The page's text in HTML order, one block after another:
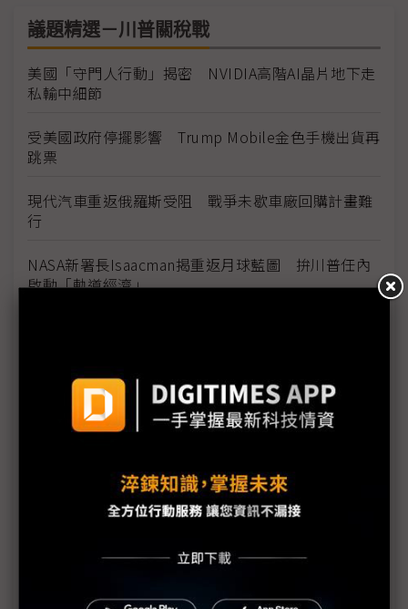
議題精選－川普關稅戰
美國「守門人行動」揭密 NVIDIA高階AI晶片地下走
私輸中細節
受美國政府停擺影響 Trump Mobile金色手機出貨再
跳票
現代汽車重返俄羅斯受阻 戰爭未歇車廠回購計畫難
行
NASA新署長Isaacman揭重返月球藍圖 拚川普任內
啟動「軌道經濟」
黃仁勳誠聘Groq 員工股權「折現」約9成隨CEO加
入NVIDIA
魏哲家自嘲含淚打造台積美廠 NYT剖析1.8萬條法規
關鍵時刻